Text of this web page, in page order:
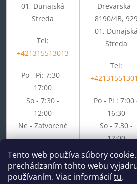
Tento web používa súbory
prechádzaním tohto webu
používaním. Viac informáciítu.
01, Dunajská
Streda
Tel:
+421315513013
Po - Pi: 7:30 -
17:00
So - 7:30 -
12:00
Ne - Zatvorené
Drevarska -
8190/4B,
01, Dunajská
Streda
Tel:
Po - Pi : 7:00
16:30
So - 7.30 -
12:00
Ne -